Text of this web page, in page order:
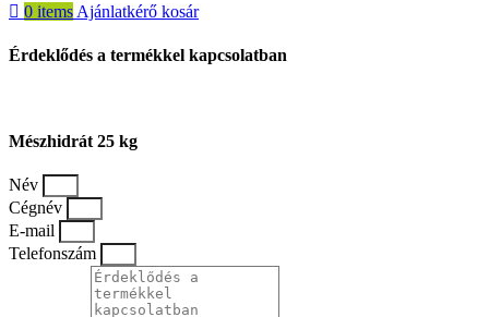
0 items Ajánlatkérő kosár
Érdeklődés a termékkel kapcsolatban
Mészhidrát 25 kg
Név
Cégnév
E-mail
Telefonszám